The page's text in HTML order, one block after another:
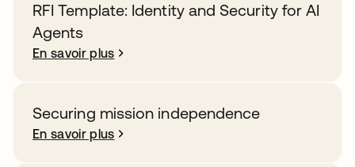
RFI Template: Identity and Security for AI
Agents
En savoir plus
Securing mission independence
En savoir plus